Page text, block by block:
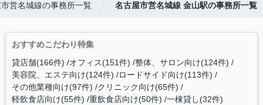
営名城線の事務所一覧 名古屋市営名城線 金山駅の事務所一覧
おすすめこだわり特集
貸店舗(166件) オフィス(151件) 整体、サロン向け(124件)
美容院、エステ向け(124件) ロードサイド向け(113件)
その他業種向け(97件) クリニック向け(65件)
軽飲食店向け(55件) 重飲食店向け(50件) 一棟貸し(32件)